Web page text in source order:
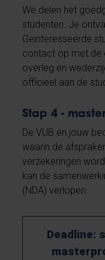
We delen het
studenten. Je
Geïnteresseerde
contact op met de
overleg en
officieel aan de
Stap 4 -
De VUB en jouw
waarin de
verzekeringen
kan de
(NDA) verlopen.
Deadline: